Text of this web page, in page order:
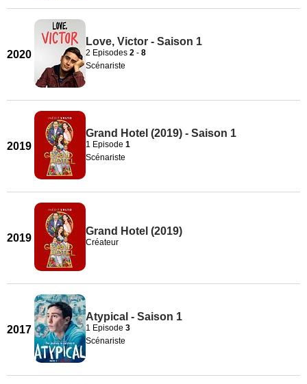
2020
Love, Victor - Saison 1
2 Episodes 2 - 8
Scénariste
2019
Grand Hotel (2019) - Saison 1
1 Episode 1
Scénariste
2019
Grand Hotel (2019)
Créateur
2017
Atypical - Saison 1
1 Episode 3
Scénariste